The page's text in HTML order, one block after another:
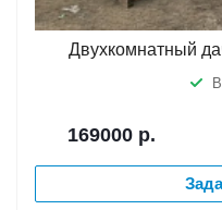
Двухкомнатный
169000 р.